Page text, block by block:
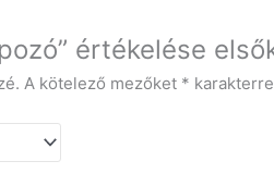
értékelése
A kötelező mezőket *